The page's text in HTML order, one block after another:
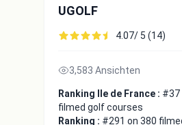
UGOLF
4.07/ 5 (14)
3,583 Ansichten
Ranking Ile de France : #37
filmed golf courses
Ranking : #291 on 380